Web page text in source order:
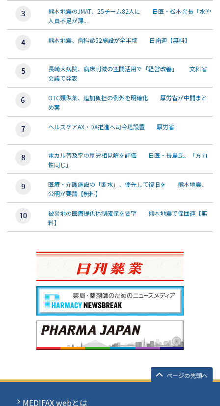
熊本地震のJMAT、25チーム82人に 日医・松本会長「水や
人員不足が課...
熊本地震、歯科診52施設が全半壊 日歯連【無料】
長崎大病院、病床削減の空間活用で「経営改善」 文科省
会議で発表
OTC類似薬、追加負担の例外を明確化 厚労省が中間まと
め案
ヘルスケアAX・DX推進へ司令塔設置 厚労省
電カル普及率の厚労相見解を評価 日医・長島氏、「方向
性同じ」
医療・介護施設の「断水」、優先して復旧を 熊本地震、
公明が要請【無料】
被災地の医療提供体制確保を要望 熊本地震で保団連【無
料】
ページの先頭へ
MEDIFAX webとは